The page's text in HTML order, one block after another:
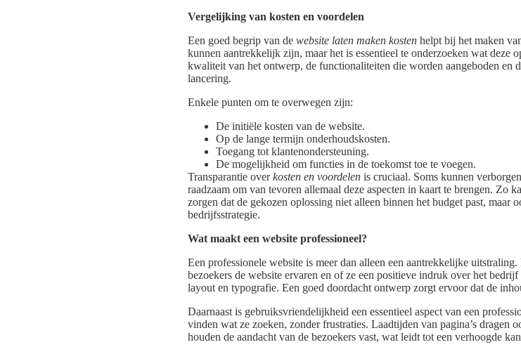
Vergelijking van kosten en voordelen
Een goed begrip van de website laten maken kosten helpt bij het maken
kunnen aantrekkelijk zijn, maar het is essentieel te onderzoeken wat deze
kwaliteit van het ontwerp, de functionaliteiten die worden aangeboden en
lancering.
Enkele punten om te overwegen zijn:
De initiële kosten van de website.
Op de lange termijn onderhoudskosten.
Toegang tot klantenondersteuning.
De mogelijkheid om functies in de toekomst toe te voegen.
Transparantie overkosten en voordelen is cruciaal. Soms kunnen
raadzaam om van tevoren allemaal deze aspecten in kaart te brengen. Zo
zorgen dat de gekozen oplossing niet alleen binnen het budget past, maar
bedrijfsstrategie.
Wat maakt een website professioneel?
Een professionele website is meer dan alleen een aantrekkelijke uitstraling.
bezoekers de website ervaren en of ze een positieve indruk over het
layout en typografie. Een goed doordacht ontwerp zorgt ervoor dat de
Daarnaast is gebruiksvriendelijkheid een essentieel aspect van een
vinden wat ze zoeken, zonder frustraties. Laadtijden van pagina’s dragen
houden de aandacht van de bezoekers vast, wat leidt tot een verhoogde